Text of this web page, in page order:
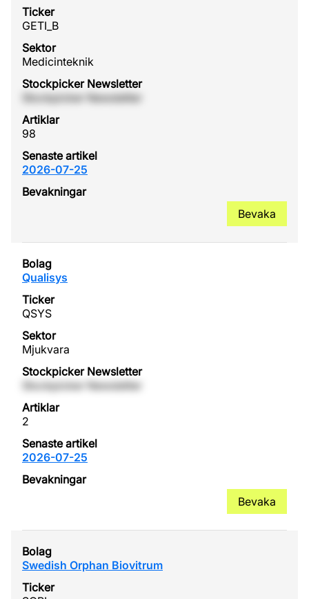
GETI_B
Medicinteknik
Stockpicker Newsletter
98
2026-07-25
Bevaka
Qualisys
QSYS
Mjukvara
Stockpicker Newsletter
2
2026-07-25
Bevaka
Swedish Orphan Biovitrum